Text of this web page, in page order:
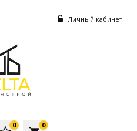
Личный кабинет
0
0